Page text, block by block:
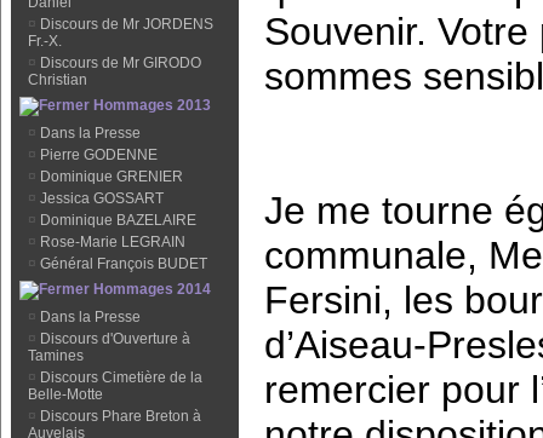
¤ Discours de Mr JORDENS
Fr.-X.
¤ Discours de Mr GIRODO
Christian
Hommages 2013
¤ Dans la Presse
¤ Pierre GODENNE
¤ Dominique GRENIER
¤ Jessica GOSSART
¤ Dominique BAZELAIRE
¤ Rose-Marie LEGRAIN
¤ Général François BUDET
Hommages 2014
¤ Dans la Presse
¤ Discours d'Ouverture à
Tamines
¤ Discours Cimetière de la
Belle-Motte
¤ Discours Phare Breton à
Auvelais
Souvenir.
sommes
Je me tourne
communale,
Fersini, les
d’Aiseau-
remercier pour